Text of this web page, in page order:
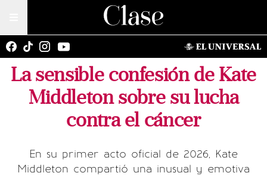
La sensible confesión de Kate
Middleton sobre su lucha
contra el cáncer
En su primer acto oficial de 2026, Kate
Middleton compartió una inusual y emotiva